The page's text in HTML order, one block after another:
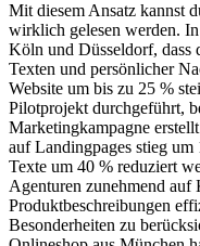
Mit diesem Ansatz kannst
wirklich gelesen werden.
Köln und Düsseldorf, dass
Texten und persönlicher
Website um bis zu 25 %
Pilotprojekt durchgeführt,
Marketingkampagne
auf Landingpages stieg
Texte um 40 % reduziert
Agenturen zunehmend
Produktbeschreibungen
Besonderheiten zu